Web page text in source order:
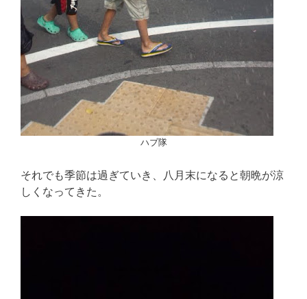
ハブ隊
それでも季節は過ぎていき、八月末になると朝晩が涼
しくなってきた。